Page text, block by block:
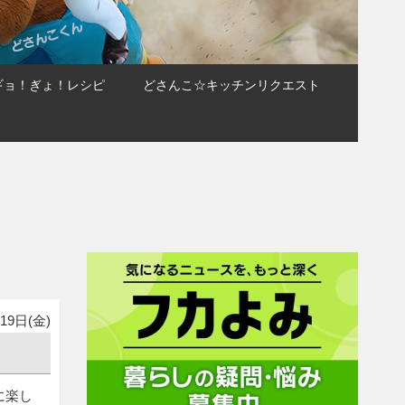
ョ！ぎょ！レシピ どさんこ☆キッチンリクエスト
日(金)
楽し